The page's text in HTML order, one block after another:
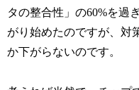
タの整合性」の60%を過
がり始めたのですが、対
か下がらないのです。